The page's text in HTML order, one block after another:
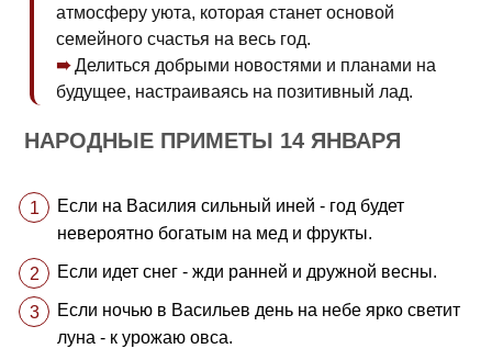
атмосферу уюта, которая станет основой
семейного счастья на весь год.
Делиться добрыми новостями и планами на
будущее, настраиваясь на позитивный лад.
НАРОДНЫЕ ПРИМЕТЫ 14 ЯНВАРЯ
Если на Василия сильный иней - год будет
невероятно богатым на мед и фрукты.
Если идет снег - жди ранней и дружной весны.
Если ночью в Васильев день на небе ярко светит
луна - к урожаю овса.